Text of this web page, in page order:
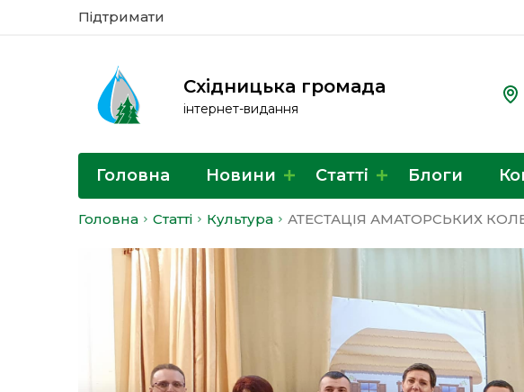
Підтримати
Східницька громада
інтернет-видання
Головна Новини Статті Блоги
Головна Статті Культура АТЕСТАЦІЯ АМАТОРСЬКИХ